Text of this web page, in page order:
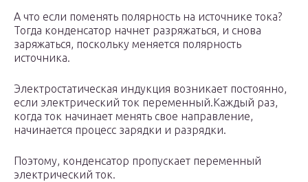
А что если поменять полярность на источнике тока?
Тогда конденсатор начнет разряжаться, и снова
заряжаться, поскольку меняется полярность
источника.
Электростатическая индукция возникает постоянно,
если электрический ток переменный.Каждый раз,
когда ток начинает менять свое направление,
начинается процесс зарядки и разрядки.
Поэтому, конденсатор пропускает переменный
электрический ток.